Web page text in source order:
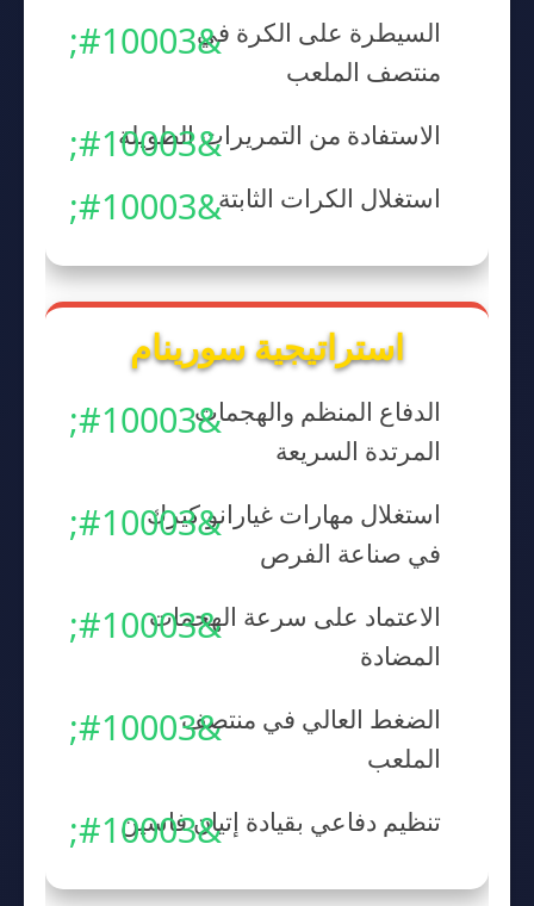
السيطرة على الكرة في
منتصف الملعب
الاستفادة من التمريرات الطويلة
استغلال الكرات الثابتة
استراتيجية سورينام
الدفاع المنظم والهجمات
المرتدة السريعة
استغلال مهارات غيارانو كيرك
في صناعة الفرص
الاعتماد على سرعة الهجمات
المضادة
الضغط العالي في منتصف
الملعب
تنظيم دفاعي بقيادة إتيان فاسين